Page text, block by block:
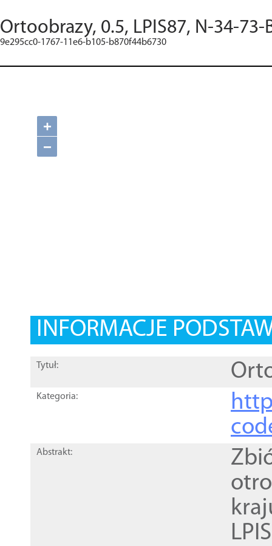
Ortoobrazy, 0.5, LPIS87, N-34-73-
9e295cc0-1767-11e6-b105-b870f44b6730
+
−
INFORMACJE
Tytuł:
Kategoria:
Abstrakt: